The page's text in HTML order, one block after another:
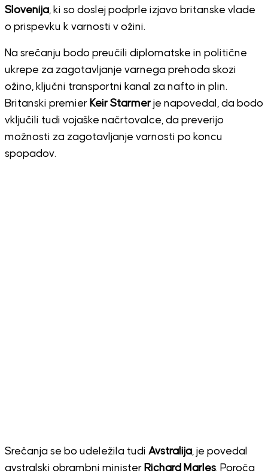
Slovenija, ki so doslej podprle izjavo britanske vlade
o prispevku k varnosti v ožini.
Na srečanju bodo preučili diplomatske in politične
ukrepe za zagotavljanje varnega prehoda skozi
ožino, ključni transportni kanal za nafto in plin.
Britanski premier Keir Starmerje napovedal, da bodo
vključili tudi vojaške načrtovalce, da preverijo
možnosti za zagotavljanje varnosti po koncu
spopadov.
Srečanja se bo udeležila tudi Avstralija, je povedal
avstralski obrambni minister Richard Marles. Poroča